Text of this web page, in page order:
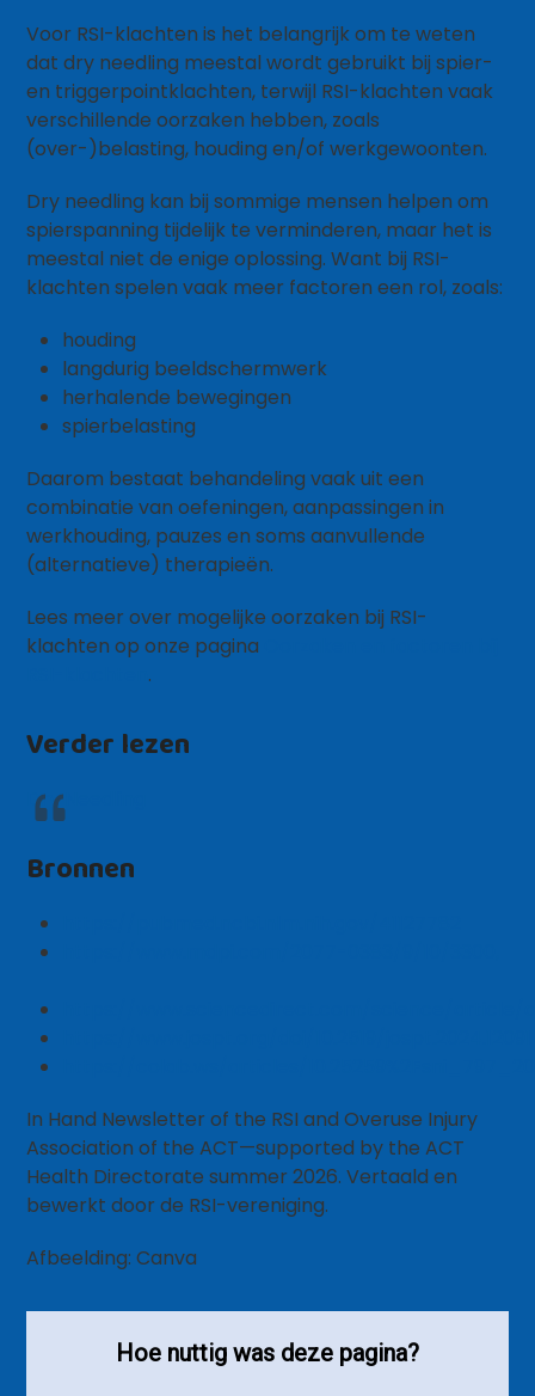
Voor RSI-klachten is het belangrijk om te weten
dat dry needling meestal wordt gebruikt bij spier-
en triggerpointklachten, terwijl RSI-klachten vaak
verschillende oorzaken hebben, zoals
(over-)belasting, houding en/of werkgewoonten.
Dry needling kan bij sommige mensen helpen om
spierspanning tijdelijk te verminderen, maar het is
meestal niet de enige oplossing. Want bij RSI-
klachten spelen vaak meer factoren een rol, zoals:
houding
langdurig beeldschermwerk
herhalende bewegingen
spierbelasting
Daarom bestaat behandeling vaak uit een
combinatie van oefeningen, aanpassingen in
werkhouding, pauzes en soms aanvullende
(alternatieve) therapieën.
Lees meer over mogelijke oorzaken bij RSI-
klachten op onze pagina
.
Verder lezen
Dry Needling
Bronnen
In Hand Newsletter of the RSI and Overuse Injury
Association of the ACT—supported by the ACT
Health Directorate summer 2026. Vertaald en
bewerkt door de RSI-vereniging.
Afbeelding: Canva
Hoe nuttig was deze pagina?